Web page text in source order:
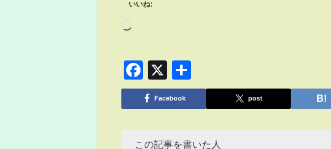
いいね:
Facebook
X
有
Facebook post
この記事を書いた人